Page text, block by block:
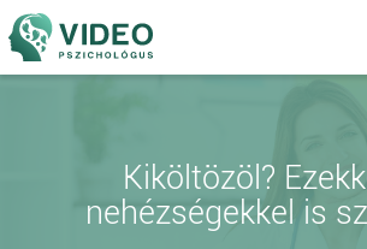
Kiköltözöl?
nehézségekkel is